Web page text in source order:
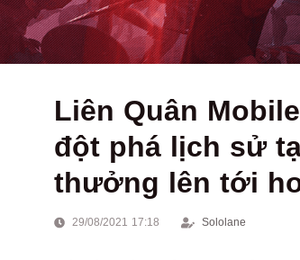
Liên Quân
đột phá lịch sử
thưởng lên tới
29/08/2021 17:18 Sololane